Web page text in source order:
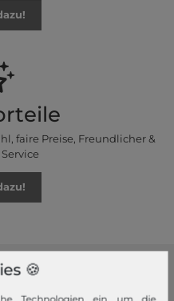
faire Preise, Freundlicher &
🍪